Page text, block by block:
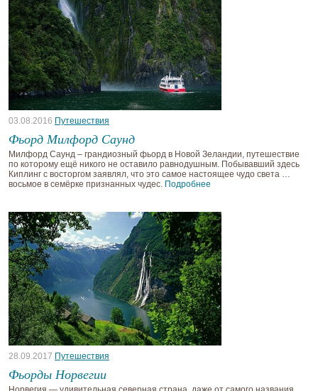
03.08.2016 Путешествия
Фьорд Милфорд Саунд
Милфорд Саунд – грандиозный фьорд в Новой Зеландии, путешествие
по которому ещё никого не оставило равнодушным. Побывавший здесь
Киплинг с восторгом заявлял, что это самое настоящее чудо света …
восьмое в семёрке признанных чудес. Подробнее
28.09.2017 Путешествия
Фьорды Норвегии